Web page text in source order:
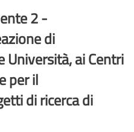
2 -
di
Università, ai Centri
per il
di ricerca di